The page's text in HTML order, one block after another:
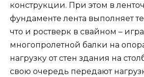
конструкции. При этом в
фундаменте лента выполняет
что и ростверк в свайном –
многопролетной балки на
нагрузку от стен здания на
свою очередь передают